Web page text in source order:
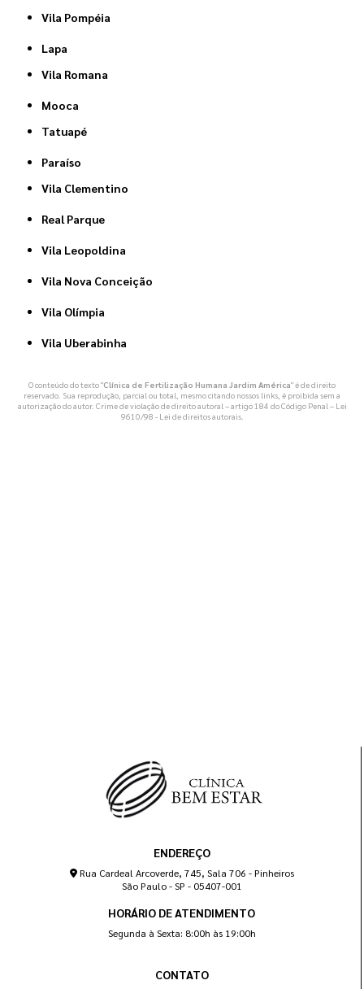
Vila Pompéia
Lapa
Vila Romana
Mooca
Tatuapé
Paraíso
Vila Clementino
Real Parque
Vila Leopoldina
Vila Nova Conceição
Vila Olímpia
Vila Uberabinha
O conteúdo do texto "Clínica de Fertilização Humana Jardim América" é de direito
reservado. Sua reprodução, parcial ou total, mesmo citando nossos links, é proibida sem a
autorização do autor. Crime de violação de direito autoral – artigo 184 do Código Penal – Lei
9610/98 - Lei de direitos autorais.
ENDEREÇO
Rua Cardeal Arcoverde, 745, Sala 706 - Pinheiros
São Paulo - SP - 05407-001
HORÁRIO DE ATENDIMENTO
Segunda à Sexta: 8:00h às 19:00h
CONTATO